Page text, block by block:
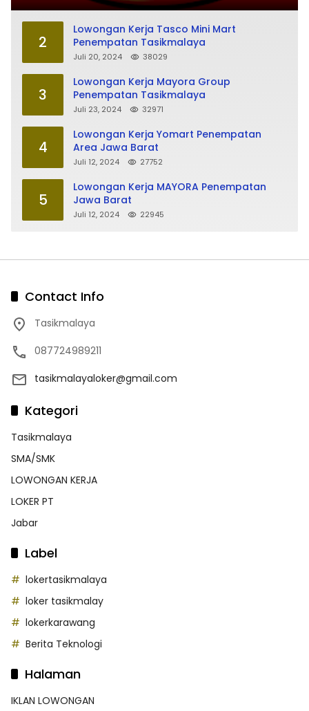
2
Lowongan Kerja Tasco Mini Mart
Penempatan Tasikmalaya
Juli 20, 2024 38029
3
Lowongan Kerja Mayora Group
Penempatan Tasikmalaya
Juli 23, 2024 32971
4
Lowongan Kerja Yomart Penempatan
Area Jawa Barat
Juli 12, 2024 27752
5
Lowongan Kerja MAYORA Penempatan
Jawa Barat
Juli 12, 2024 22945
Contact Info
Tasikmalaya
087724989211
tasikmalayaloker@gmail.com
Kategori
Tasikmalaya
SMA/SMK
LOWONGAN KERJA
LOKER PT
Jabar
Label
lokertasikmalaya
loker tasikmalay
lokerkarawang
Berita Teknologi
Halaman
IKLAN LOWONGAN